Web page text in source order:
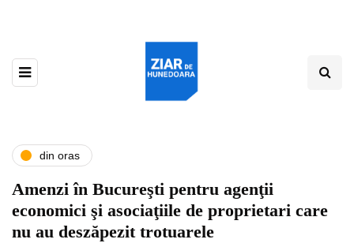
din oras
Amenzi în Bucureşti pentru agenţii
economici şi asociaţiile de proprietari care
nu au deszăpezit trotuarele